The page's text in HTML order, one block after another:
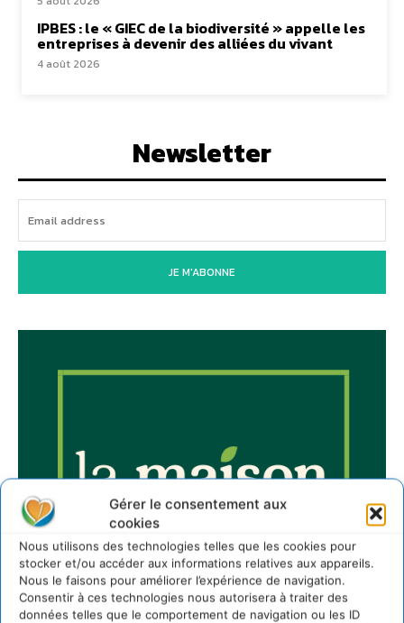
Gérer le consentement aux
cookies
Nous utilisons des technologies telles que les cookies pour
stocker et/ou accéder aux informations relatives aux appareils.
Nous le faisons pour améliorer l’expérience de navigation.
Consentir à ces technologies nous autorisera à traiter des
données telles que le comportement de navigation ou les ID
IPBES : le « GIEC de la biodiversité » appelle les
entreprises à devenir des alliées du vivant
4 août 2026
Newsletter
JE M'ABONNE